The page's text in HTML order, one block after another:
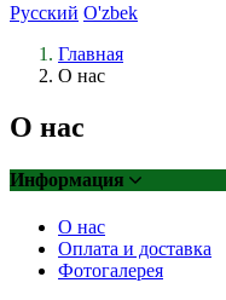
Русский O'zbek
Главная
О нас
О нас
Информация
О нас
Оплата и доставка
Фотогалерея